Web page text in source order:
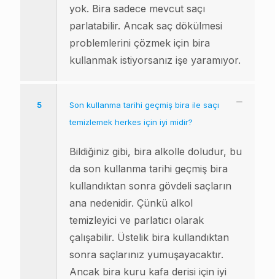
yok. Bira sadece mevcut saçı
parlatabilir. Ancak saç dökülmesi
problemlerini çözmek için bira
kullanmak istiyorsanız işe yaramıyor.
5
Son kullanma tarihi geçmiş bira ile saçı
temizlemek herkes için iyi midir?
Bildiğiniz gibi, bira alkolle doludur, bu
da son kullanma tarihi geçmiş bira
kullandıktan sonra gövdeli saçların
ana nedenidir. Çünkü alkol
temizleyici ve parlatıcı olarak
çalışabilir. Üstelik bira kullandıktan
sonra saçlarınız yumuşayacaktır.
Ancak bira kuru kafa derisi için iyi